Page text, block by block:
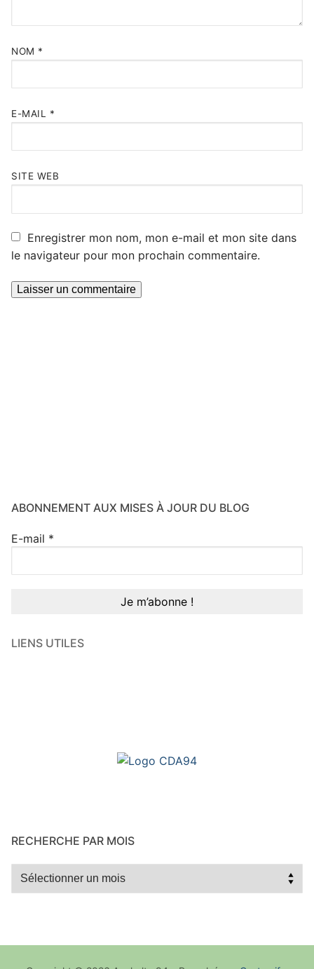
NOM *
E-MAIL *
SITE WEB
Enregistrer mon nom, mon e-mail et mon site dans
le navigateur pour mon prochain commentaire.
ABONNEMENT AUX MISES À JOUR DU BLOG
E-mail *
LIENS UTILES
RECHERCHE PAR MOIS
Recherche